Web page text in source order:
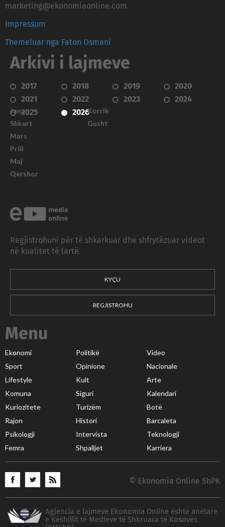
marketing@ekonomiaonline.com
Impressum
Themeluar nga Faton Osmani
Arkivi i lajmeve
2017 2018 2019
2020
2021
2022 2023
2024
2025
2026
Janar
Shkurt
Mars
Prill
Maj
Qershor
Korrik
Gusht
Regjistrohuni për të shkarkuar dhe shfrytëzuar videot
në kualitet të lartë.
KYÇU
REGJISTROHU
Menu
Ekonomi Politikë
Video
Sport
Opinione
Nacionale
Lifestyle
Kult
Arte
Komuna
Siguri
Kalendari
Kuriozitete
Turizëm
Botë
Rajon
Histori
Barcaleta
Psikologji
Intervista
Teknologji
Femra
Shpalljet Karriera
© Ekonomia Online ShPK
Agjencia e lajmeve Ekonomia Online është anëtare
e Këshillit të Medieve të Shkruara të Kosovës